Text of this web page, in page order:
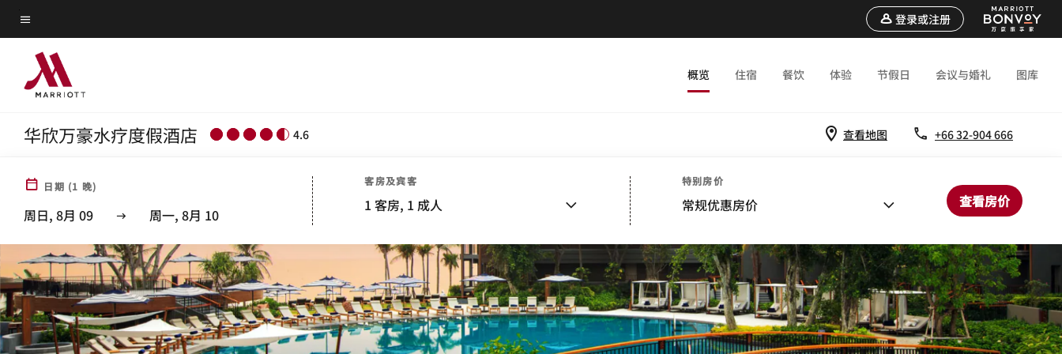
Skip
to
main
content
菜单文本
登录或注册
概览 住宿 餐饮 体验 节假日 会议与婚礼 图库
华欣万豪水疗度假酒店 4.6 查看地图 +66 32-904 666
日期 (1 晚)
周日, 8月 09 周一, 8月 10
客房及宾客
1 客房, 1 成人
特别房价
常规优惠房价 查看房价